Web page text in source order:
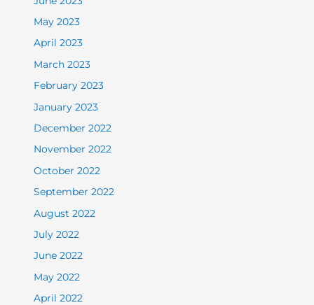
May 2023
April 2023
March 2023
February 2023
January 2023
December 2022
November 2022
October 2022
September 2022
August 2022
July 2022
June 2022
May 2022
April 2022